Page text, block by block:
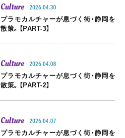
Culture 2026.04.30
プラモカルチャーが息づく街・静岡を
散策。【PART-3】
Culture 2026.04.08
プラモカルチャーが息づく街・静岡を
散策。【PART-2】
Culture 2026.04.07
プラモカルチャーが息づく街・静岡を